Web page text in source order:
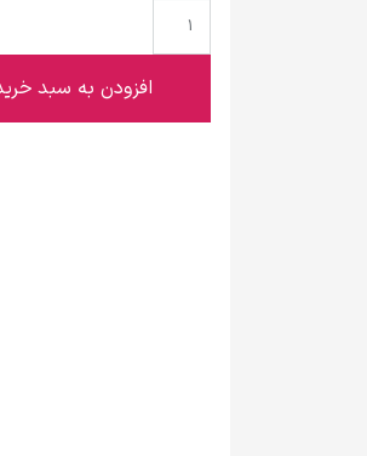
افزودن به سبد